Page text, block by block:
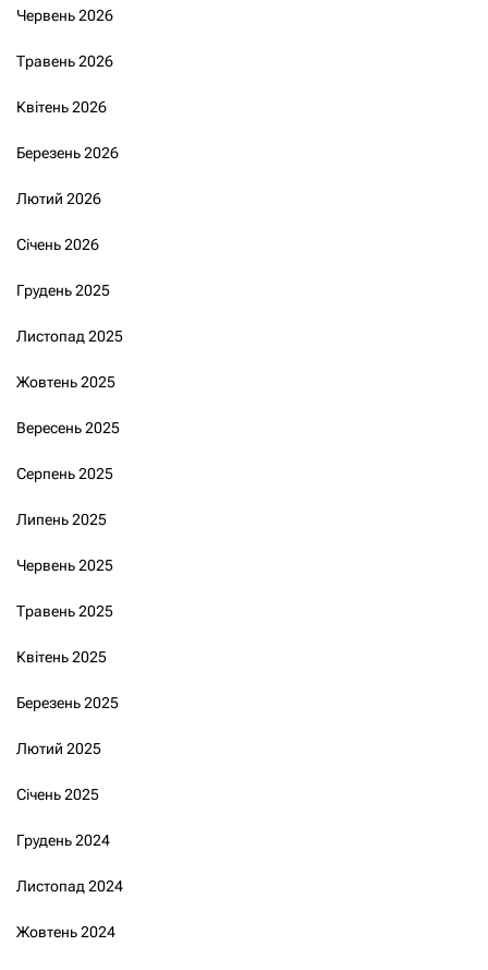
Червень 2026
Травень 2026
Квітень 2026
Березень 2026
Лютий 2026
Січень 2026
Грудень 2025
Листопад 2025
Жовтень 2025
Вересень 2025
Серпень 2025
Липень 2025
Червень 2025
Травень 2025
Квітень 2025
Березень 2025
Лютий 2025
Січень 2025
Грудень 2024
Листопад 2024
Жовтень 2024